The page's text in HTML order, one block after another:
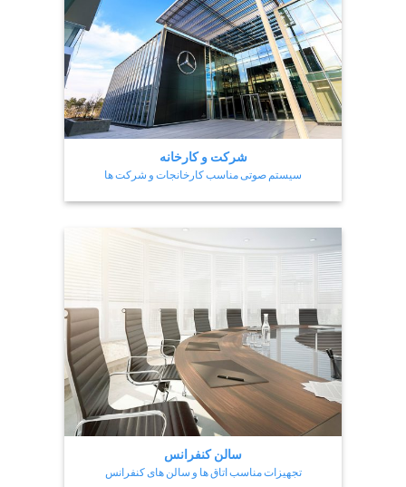
شرکت و کارخانه
سیستم صوتی مناسب کارخانجات و شرکت ها
سالن کنفرانس
تجهیزات مناسب اتاق ها و سالن های کنفرانس